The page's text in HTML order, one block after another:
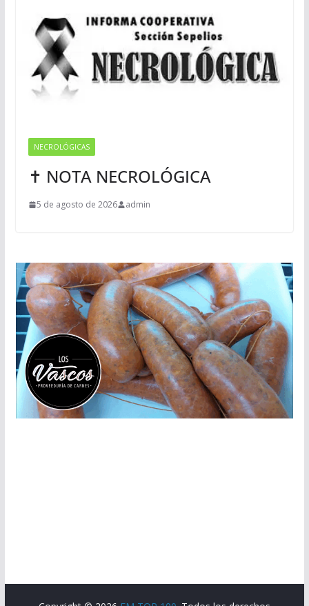
NECROLÓGICAS
✝ NOTA NECROLÓGICA
5 de agosto de 2026 admin